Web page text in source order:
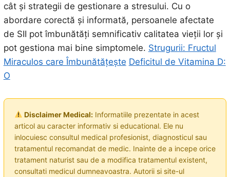
cât și strategii de gestionare a stresului. Cu o
abordare corectă și informată, persoanele afectate
de SII pot îmbunătăți semnificativ calitatea vieții lor și
pot gestiona mai bine simptomele. Strugurii: Fructul
Miraculos care Îmbunătățește Deficitul de Vitamina D:
O
Disclaimer Medical:Informatiile prezentate in acest
articol au caracter informativ si educational. Ele nu
inlocuiesc consultul medical profesionist, diagnosticul sau
tratamentul recomandat de medic. Inainte de a incepe orice
tratament naturist sau de a modifica tratamentul existent,
consultati medicul dumneavoastra. Autorii si site-ul